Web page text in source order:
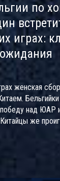
по
играх:
женская
над ЮАР
же
так как обе